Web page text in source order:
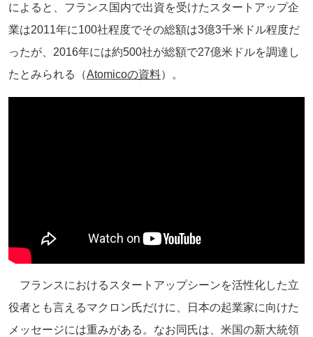
によると、フランス国内で出資を受けたスタートアップ企
業は2011年に100社程度でその総額は3億3千米ドル程度だ
ったが、2016年には約500社が総額で27億米ドルを調達し
たとみられる（Atomicoの資料）。
フランスにおけるスタートアップシーンを活性化した立
役者とも言えるマクロン氏だけに、日本の起業家に向けた
メッセージには重みがある。なお同氏は、米国の新大統領